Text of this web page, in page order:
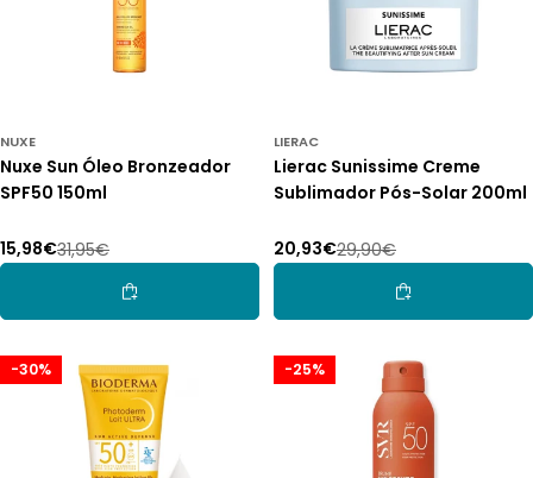
NUXE
Nuxe Sun Óleo Bronzeador
SPF50 150ml
Preço
15,98€
Preço 31,95€
Adicionar Ao Carrinho
LIERAC
Lierac Sunissime Creme
Sublimador Pós-Solar 200ml
Preço
20,93€
Preço 29,90€
Adicionar Ao
-30% -25%